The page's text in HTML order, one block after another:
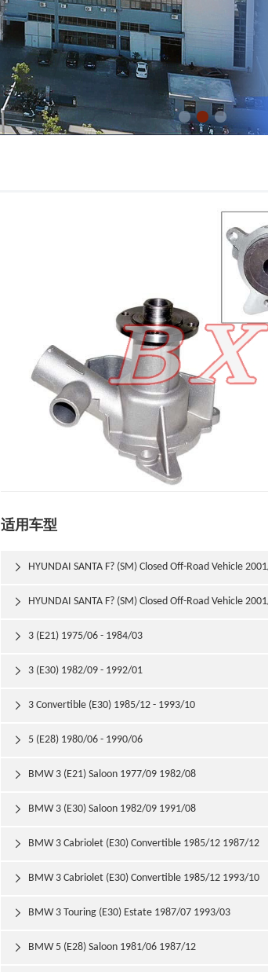
适用车型
HYUNDAI SANTA F? (SM) Closed Off-Road Vehicle

HYUNDAI SANTA F? (SM) Closed Off-Road Vehicle

3 (E21) 1975/06 - 1984/03

3 (E30) 1982/09 - 1992/01

3 Convertible (E30) 1985/12 - 1993/10

5 (E28) 1980/06 - 1990/06

BMW 3 (E21) Saloon 1977/09 1982/08

BMW 3 (E30) Saloon 1982/09 1991/08

BMW 3 Cabriolet (E30) Convertible 1985/12 1987/12

BMW 3 Cabriolet (E30) Convertible 1985/12 1993/10

BMW 3 Touring (E30) Estate 1987/07 1993/03

BMW 5 (E28) Saloon 1981/06 1987/12
